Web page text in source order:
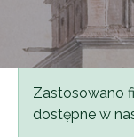
Komunikat
Zastosowano
dostępne w